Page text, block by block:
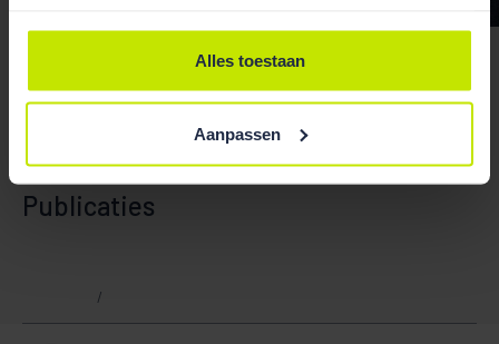
Alles toestaan
Aanpassen
Marc Houweling
Publicaties
/